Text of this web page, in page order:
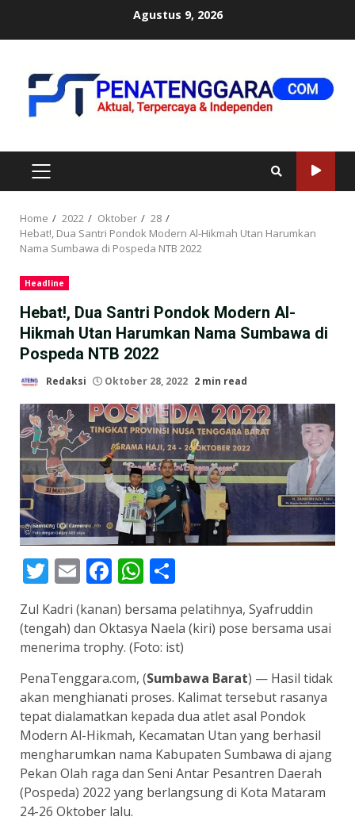
Agustus 9, 2026
PRIMARY
MENU
Home 2022 Oktober
28
Hebat!, Dua Santri Pondok Modern Al-Hikmah Utan Harumkan
Nama Sumbawa di Pospeda NTB 2022
Headline
Hebat!, Dua Santri Pondok Modern Al-
Hikmah Utan Harumkan Nama Sumbawa di
Pospeda NTB 2022
Redaksi Oktober 28, 2022 2 min read
Twitter
EmailFacebook
WhatsApp
Zul Kadri (kanan) bersama pelatihnya, Syafruddin
(tengah) dan Oktasya Naela (kiri) pose bersama usai
menerima trophy. (Foto: ist)
PenaTenggara.com, (Sumbawa Barat) — Hasil tidak
akan menghianati proses. Kalimat tersebut rasanya
tepat dialamatkan kepada dua atlet asal Pondok
Modern Al-Hikmah, Kecamatan Utan yang berhasil
mengharumkan nama Kabupaten Sumbawa di ajang
Pekan Olah raga dan Seni Antar Pesantren Daerah
(Pospeda) 2022 yang berlangsung di Kota Mataram
24-26 Oktober lalu.